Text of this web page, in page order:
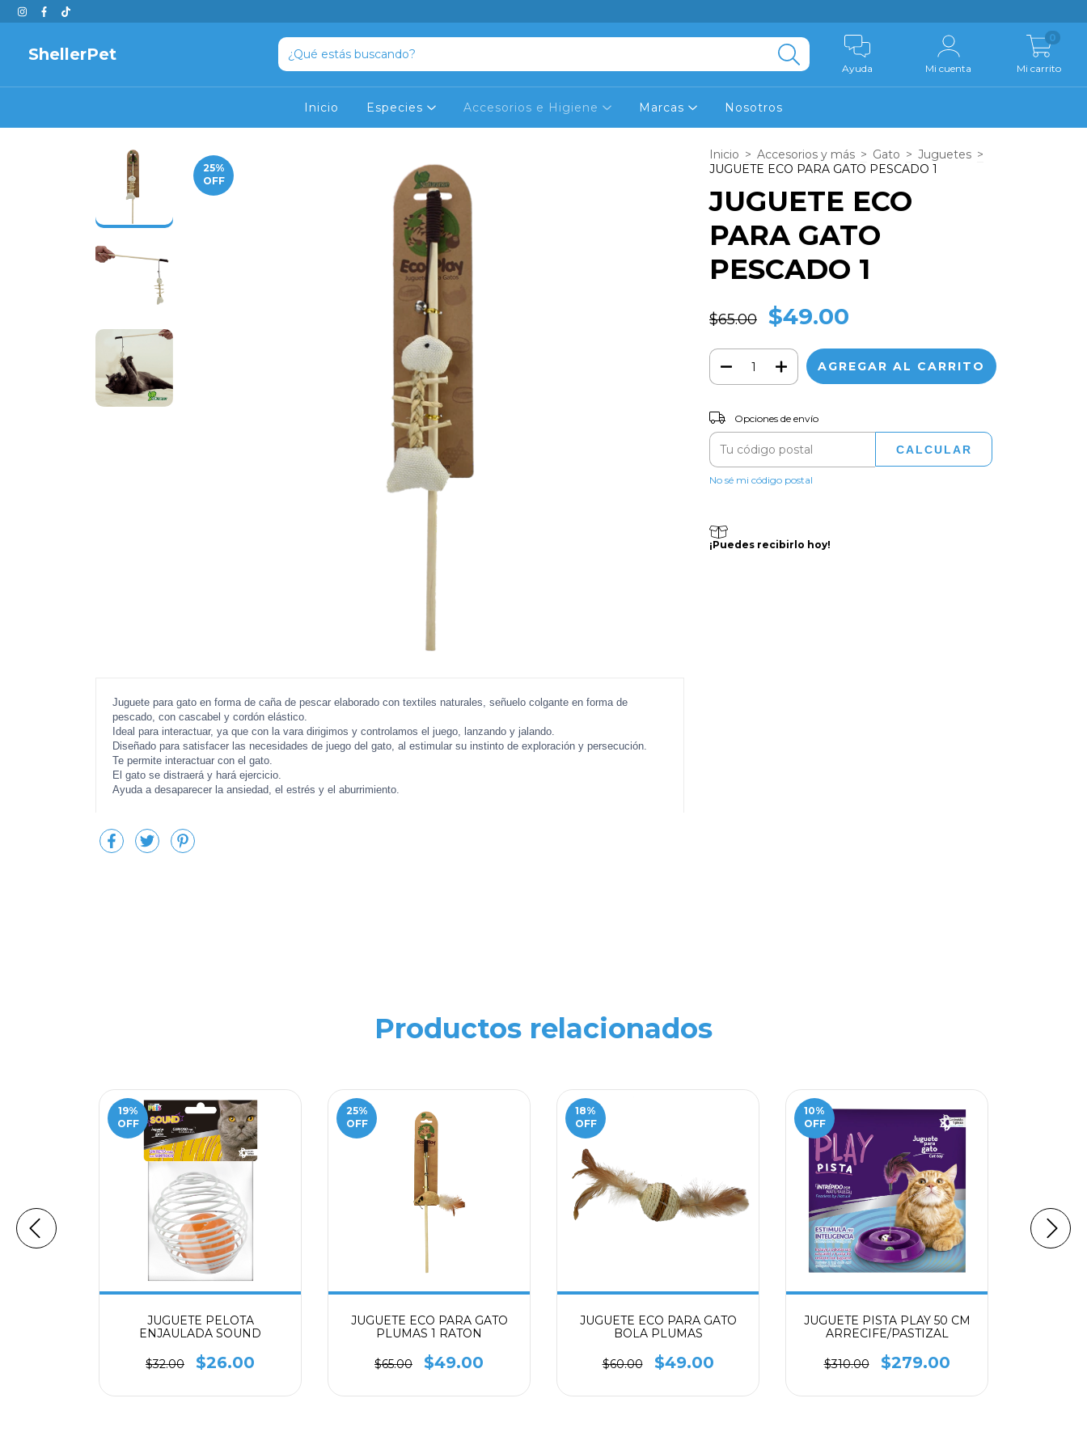
ShellerPet
Ayuda Mi cuenta Mi carrito
0
Inicio Especies Accesorios e Higiene Marcas Nosotros
25%
OFF
Juguete para gato en forma de caña de pescar elaborado con textiles naturales, señuelo colgante en forma de
pescado, con cascabel y cordón elástico.
Ideal para interactuar, ya que con la vara dirigimos y controlamos el juego, lanzando y jalando.
Diseñado para satisfacer las necesidades de juego del gato, al estimular su instinto de exploración y persecución.
Te permite interactuar con el gato.
El gato se distraerá y hará ejercicio.
Ayuda a desaparecer la ansiedad, el estrés y el aburrimiento.
Inicio > Accesorios y más > Gato > Juguetes >
JUGUETE ECO PARA GATO PESCADO 1
JUGUETE ECO
PARA GATO
PESCADO 1
$65.00 $49.00
Entregas para el CP:
Opciones de envío
CALCULAR
No sé mi código postal
¡Puedes recibirlo hoy!
Productos relacionados
19%
OFF
JUGUETE PELOTA
ENJAULADA SOUND
$32.00 $26.00
25%
OFF
JUGUETE ECO PARA GATO
PLUMAS 1 RATON
$65.00 $49.00
18%
OFF
JUGUETE ECO PARA GATO
BOLA PLUMAS
$60.00 $49.00
10%
OFF
JUGUETE PISTA PLAY 50 CM
ARRECIFE/PASTIZAL
$310.00 $279.00